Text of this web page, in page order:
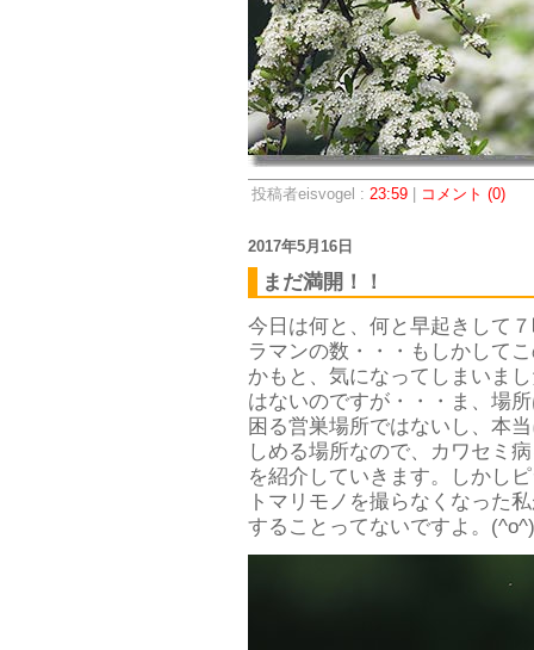
投稿者eisvogel : 23:59| コメント (0)
2017年5月16日
まだ満開！！
今日は何と、何と早起きして
ラマンの数・・・もしかして
かもと、気になってしまいま
はないのですが・・・ま、場
困る営巣場所ではないし、本
しめる場所なので、カワセミ
を紹介していきます。しかし
トマリモノを撮らなくなった
することってないですよ。(^o^)